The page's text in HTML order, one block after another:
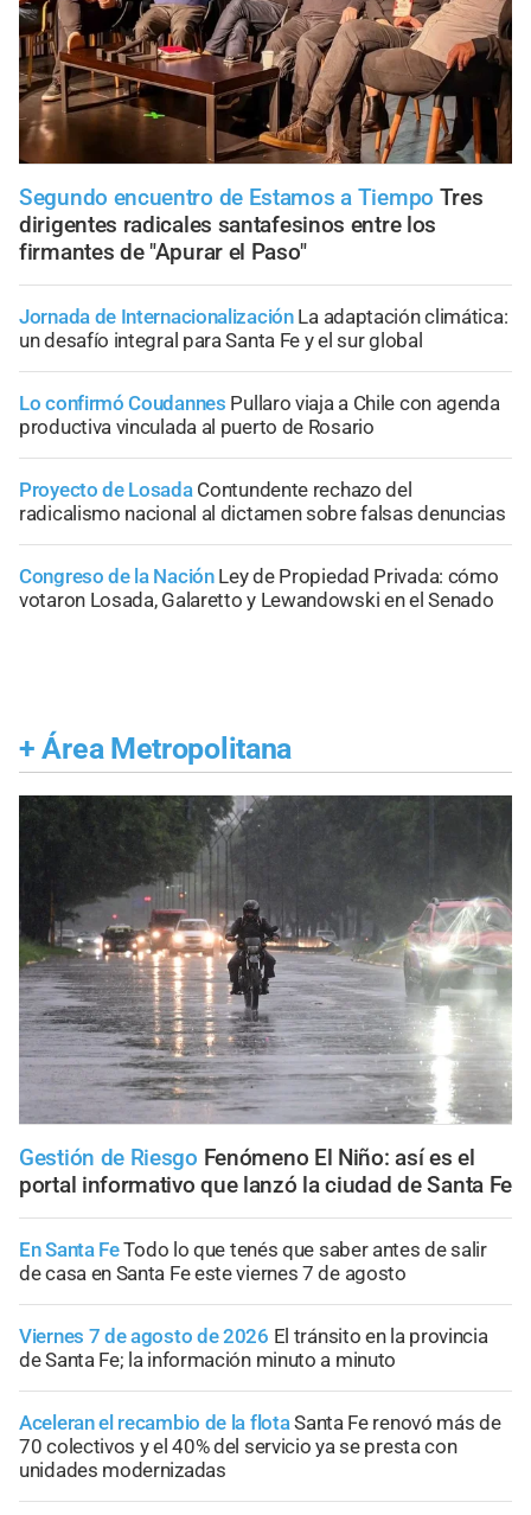
Segundo encuentro de Estamos a Tiempo Tres
dirigentes radicales santafesinos entre los
firmantes de "Apurar el Paso"
Jornada de Internacionalización La adaptación climática:
un desafío integral para Santa Fe y el sur global
Lo confirmó Coudannes Pullaro viaja a Chile con agenda
productiva vinculada al puerto de Rosario
Proyecto de Losada Contundente rechazo del
radicalismo nacional al dictamen sobre falsas denuncias
Congreso de la Nación Ley de Propiedad Privada: cómo
votaron Losada, Galaretto y Lewandowski en el Senado
+ Área Metropolitana
Gestión de Riesgo Fenómeno El Niño: así es el
portal informativo que lanzó la ciudad de Santa Fe
En Santa FeTodo lo que tenés que saber antes de salir
de casa en Santa Fe este viernes 7 de agosto
Viernes 7 de agosto de 2026 El tránsito en la provincia
de Santa Fe; la información minuto a minuto
Aceleran el recambio de la flotaSanta Fe renovó más de
70 colectivos y el 40% del servicio ya se presta con
unidades modernizadas